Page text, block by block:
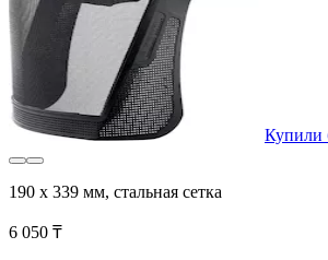
Купили
190 х 339 мм, стальная сетка
6 050 ₸